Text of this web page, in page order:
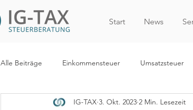
Start News
Alle Beiträge Einkommensteuer Umsatzsteuer
Internationales Steuerrecht Rechnungslegung/
IG-TAX 3. Okt. 2023 2 Min. Lesezeit